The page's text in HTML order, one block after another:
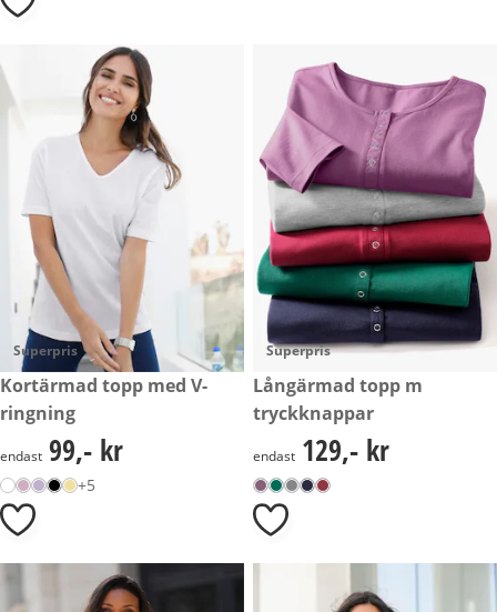
Superpris
99,- kr
Kortärmad topp med V-
ringning
99,- kr
endast 99,- kr
+5
Superpris
129,- kr
Långärmad topp m
tryckknappar
129,- kr
endast 129,- kr